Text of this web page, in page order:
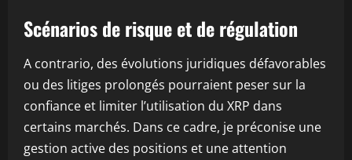
Scénarios de risque et de régulation
A contrario, des évolutions juridiques défavorables
ou des litiges prolongés pourraient peser sur la
confiance et limiter l’utilisation du XRP dans
certains marchés. Dans ce cadre, je préconise une
gestion active des positions et une attention